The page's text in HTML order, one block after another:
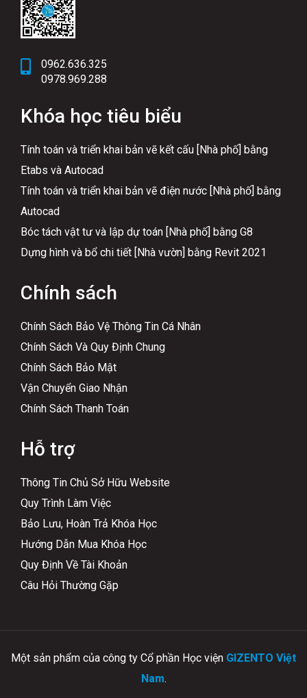
0962.636.325
0978.969.288
Khóa học tiêu biểu
Tính toán và triển khai bản vẽ kết cấu [Nhà phố] bằng
Etabs và Autocad
Tính toán và triển khai bản vẽ điện nước [Nhà phố] bằng
Autocad
Bóc tách vật tư và lập dự toán [Nhà phố] bằng G8
Dựng hình và bổ chi tiết [Nhà vườn] bằng Revit 2021
Chính sách
Chính Sách Bảo Vệ Thông Tin Cá Nhân
Chính Sách Và Quy Định Chung
Chính Sách Bảo Mật
Vận Chuyển Giao Nhận
Chính Sách Thanh Toán
Hỗ trợ
Thông Tin Chủ Sở Hữu Website
Quy Trình Làm Việc
Bảo Lưu, Hoàn Trả Khóa Học
Hướng Dẫn Mua Khóa Học
Quy Định Về Tài Khoản
Câu Hỏi Thường Gặp
Một sản phẩm của công ty Cổ phần Học viện GIZENTO Việt
Nam.